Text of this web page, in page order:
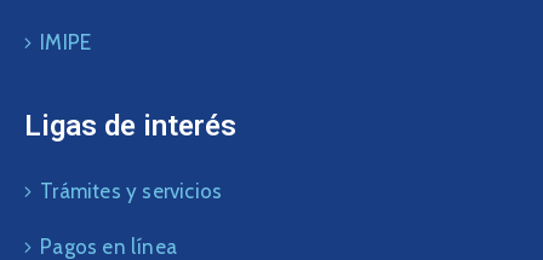
IMIPE
Ligas de interés
Trámites y servicios
Pagos en línea